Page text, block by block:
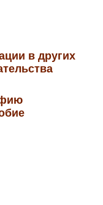
в других